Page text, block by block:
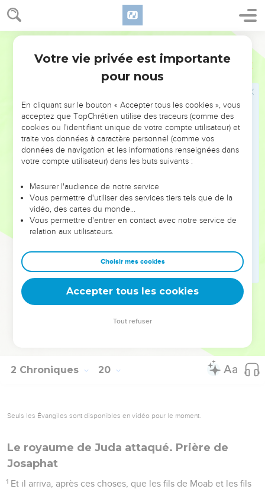
2 Chroniques 19
7 Et maintenant, que la frayeur de l'Éternel soit sur vous :
prenez garde en agissant ; car auprès de l'Éternel, notre
acceptation de présents.
Et à Jérusalem aussi, Josaphat établit des lévites, et des
jugement de l'Éternel et pour les procès. Et ils étaient
revenus à Jérusalem.
Et il leur commanda, disant : Vous agirez ainsi dans la
crainte de l'Éternel, avec fidélité et d'un coeur parfait.
vos frères qui habitent dans leurs villes, entre sang et sang,
entre loi et commandement, statuts et ordonnances, vous les
avertirez afin qu'ils ne se rendent pas coupables envers
l'Éternel, et qu'il n'y ait pas de la colère contre vous et contre
coupables.
Et voici, Amaria, le principal sacrificateur, est préposé sur
vous dans toutes les affaires de l'Éternel, et Zebadia, fils
d'Ismaël, prince de la maison de Juda, dans toutes les
affaires du roi ; et vous avez devant vous, pour officiers, les
2 Chroniques 20
Seuls les Évangiles sont disponibles en vidéo pour le moment.
Le royaume de Juda attaqué. Prière de
Josaphat
1 Et il arriva, après ces choses, que les fils de Moab et les fils
Votre vie privée est importante
pour nous
En cliquant sur le bouton « Accepter tous les cookies », vous
acceptez que TopChrétien utilise des traceurs (comme des
cookies ou l'identifiant unique de votre compte utilisateur) et
traite vos données à caractère personnel (comme vos
données de navigation et les informations renseignées dans
votre compte utilisateur) dans les buts suivants :
Mesurer l'audience de notre service
Vous permettre d'utiliser des services tiers tels que de la
vidéo, des cartes du monde…
Vous permettre d'entrer en contact avec notre service de
relation aux utilisateurs.
Choisir mes cookies
Accepter tous les cookies
Tout refuser